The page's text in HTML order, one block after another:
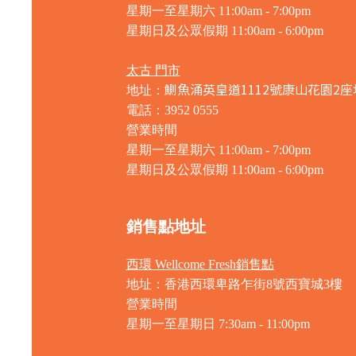
星期一至星期六 11:00am - 7:00pm
星期日及公眾假期 11:00am - 6:00pm
太古 門市
地址： 鰂魚涌英皇道1112號康山花園2
電話：3952 0555
營業時間
星期一至星期六 11:00am - 7:00pm
星期日及公眾假期 11:00am - 6:00pm
銷售點地址
西環 Wellcome Fresh銷售點
地址：香港西環卑路乍街8號西寶城3樓
營業時間
星期一至星期日 7:30am - 11:00pm